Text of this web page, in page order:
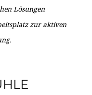
Lösungen
zur aktiven